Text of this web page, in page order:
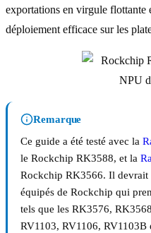
exportations en virgule flottante
déploiement efficace sur les
Remarque
Ce guide a été testé avec la
le Rockchip RK3588, et la
Rockchip RK3566. Il devrait
équipés de Rockchip qui
tels que les RK3576,
RV1103, RV1106,